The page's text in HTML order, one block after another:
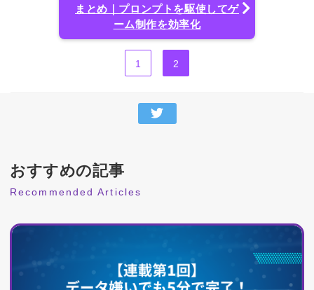
まとめ｜プロンプトを駆使してゲ
ーム制作を効率化
1 2
おすすめの記事
Recommended Articles